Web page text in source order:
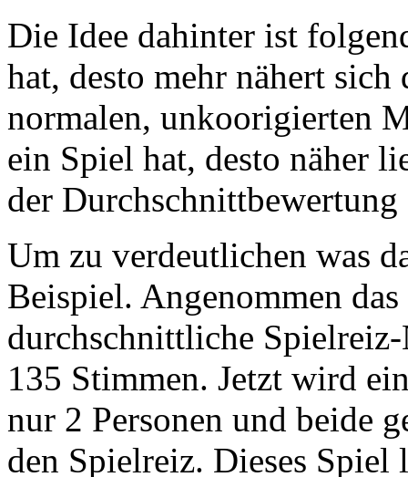
Die Idee dahinter ist
hat, desto mehr nähert
normalen, unkoorigierten
ein Spiel hat, desto näher
der
Um zu verdeutlichen was
Beispiel. Angenommen
durchschnittliche
135 Stimmen. Jetzt wird
nur 2 Personen und beide
den Spielreiz. Dieses